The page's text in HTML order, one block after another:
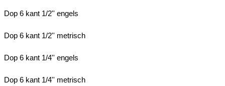
Dop 6 kant 1/2'' engels
Dop 6 kant 1/2'' metrisch
Dop 6 kant 1/4'' engels
Dop 6 kant 1/4'' metrisch